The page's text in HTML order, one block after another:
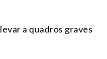
a quadros graves